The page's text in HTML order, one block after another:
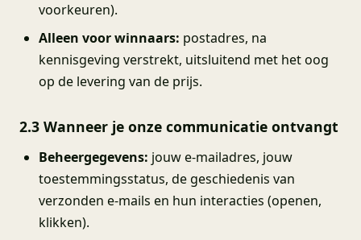
voorkeuren).
Alleen voor winnaars: postadres, na
kennisgeving verstrekt, uitsluitend met het oog
op de levering van de prijs.
2.3 Wanneer je onze communicatie ontvangt
Beheergegevens: jouw e-mailadres, jouw
toestemmingsstatus, de geschiedenis van
verzonden e-mails en hun interacties (openen,
klikken).